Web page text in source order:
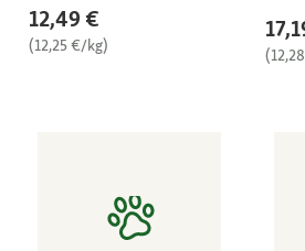
12,49 €
(12,25 €/kg)